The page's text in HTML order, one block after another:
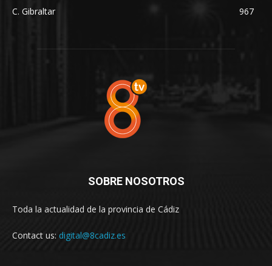
C. Gibraltar
967
SOBRE NOSOTROS
Toda la actualidad de la provincia de Cádiz
Contact us: digital@8cadiz.es